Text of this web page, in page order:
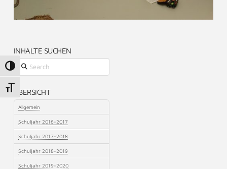
Umschalten auf hohe Kontraste
Schrift vergrößern
INHALTE SUCHEN
Search
ÜBERSICHT
Allgemein
Schuljahr 2016-2017
Schuljahr 2017-2018
Schuljahr 2018-2019
Schuljahr 2019-2020